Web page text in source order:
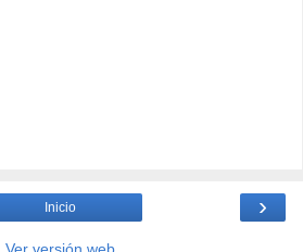
›
Inicio